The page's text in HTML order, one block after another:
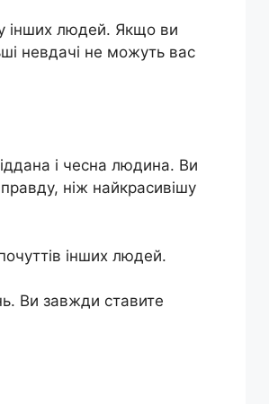
інших людей. Якщо ви
невдачі не можуть вас
і чесна людина. Ви
правду, ніж найкрасивішу
інших людей.
Ви завжди ставите